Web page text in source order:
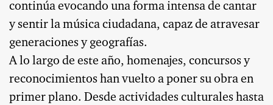
continúa evocando una forma intensa de cantar
y sentir la música ciudadana, capaz de atravesar
generaciones y geografías.
A lo largo de este año, homenajes, concursos y
reconocimientos han vuelto a poner su obra en
primer plano. Desde actividades culturales hasta